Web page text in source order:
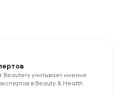
Beautery учитывает мнение
в Beauty & Health